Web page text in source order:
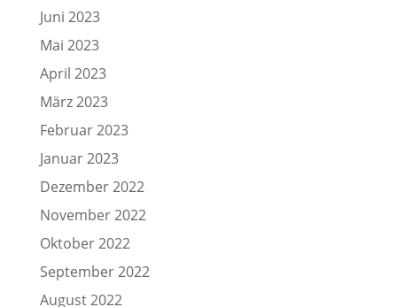
Juni 2023
Mai 2023
April 2023
März 2023
Februar 2023
Januar 2023
Dezember 2022
November 2022
Oktober 2022
September 2022
August 2022